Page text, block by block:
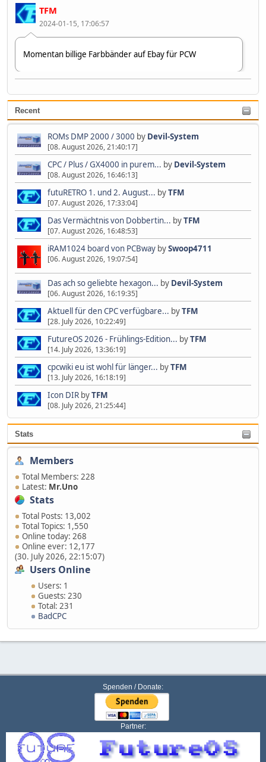
TFM
2024-01-15, 17:06:57
Momentan billige Farbbänder auf Ebay für PCW
2023-07-09, 10:37:40
Zweiter 👋😂🤣
Recent
ROMs DMP 2000 / 3000 by Devil-System
[08. August 2026, 21:40:17]
CPC / Plus / GX4000 in purem... by Devil-System
[08. August 2026, 16:46:13]
futuRETRO 1. und 2. August... byTFM
[07. August 2026, 17:33:04]
Das Vermächtnis von Dobbertin... byTFM
[07. August 2026, 16:48:53]
iRAM1024 board von PCBway bySwoop4711
[06. August 2026, 19:07:54]
Das ach so geliebte hexagon... by Devil-System
[06. August 2026, 16:19:35]
Aktuell für den CPC verfügbare... byTFM
[28. July 2026, 10:22:49]
FutureOS 2026 - Frühlings-Edition... byTFM
[14. July 2026, 13:36:19]
cpcwiki eu ist wohl für länger... byTFM
[13. July 2026, 16:18:19]
Icon DIR byTFM
[08. July 2026, 21:25:44]
Stats
Members
Total Members: 228
Latest: Mr.Uno
Stats
Total Posts: 13,002
Total Topics: 1,550
Online today: 268
Online ever: 12,177
(30. July 2026, 22:15:07)
Users Online
Users: 1
Guests: 230
Total: 231
BadCPC
Spenden / Donate:
Partner: